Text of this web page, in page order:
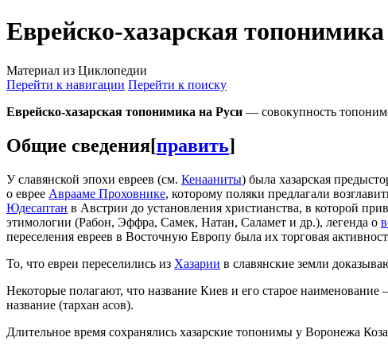
Еврейско-хазарская
Материал из Циклопедии
Перейти к навигации Перейти к поиску
Еврейско-хазарская топонимика на Руси — совокупность
Общие сведения[править]
У славянской эпохи евреев (см. Кенааниты) была хазарская
о еврее Аврааме Проховнике, которому поляки предлагали
Юдесаптан в Австрии до установления христианства, в которой
этимологии (Рабон, Эффра, Самек, Натан, Саламет и др.), легенда о
переселения евреев в Восточную Европу была их торговая
То, что евреи переселились из Хазарии в славянские земли
Некоторые полагают, что название Киев и его старое
название (тархан асов).
Длительное время сохранялись хазарские топонимы у Воронежа